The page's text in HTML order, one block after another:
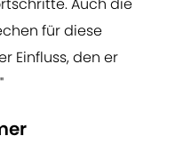
für diese
Einfluss, den er